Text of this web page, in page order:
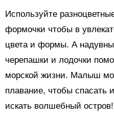
Используйте
формочки чтобы в
цвета и формы. А
черепашки и лодочки
морской жизни. Малыш
плавание, чтобы спасать
искать волшебный остров!